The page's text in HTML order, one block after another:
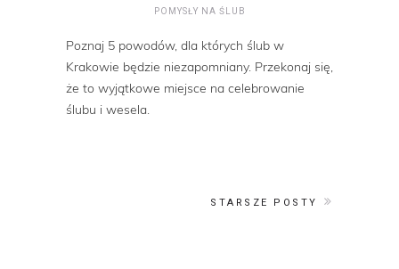
POMYSŁY NA ŚLUB
Poznaj 5 powodów, dla których ślub w
Krakowie będzie niezapomniany. Przekonaj się,
że to wyjątkowe miejsce na celebrowanie
ślubu i wesela.
STARSZE POSTY